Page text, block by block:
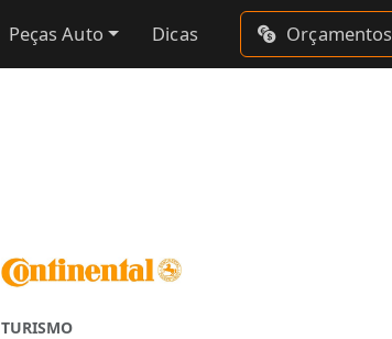
Peças Auto Dicas Orçamentos
TURISMO